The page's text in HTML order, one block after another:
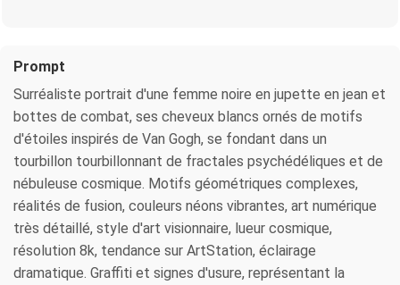
Prompt
Surréaliste portrait d'une femme noire en jupette en jean et
bottes de combat, ses cheveux blancs ornés de motifs
d'étoiles inspirés de Van Gogh, se fondant dans un
tourbillon tourbillonnant de fractales psychédéliques et de
nébuleuse cosmique. Motifs géométriques complexes,
réalités de fusion, couleurs néons vibrantes, art numérique
très détaillé, style d'art visionnaire, lueur cosmique,
résolution 8k, tendance sur ArtStation, éclairage
dramatique. Graffiti et signes d'usure, représentant la